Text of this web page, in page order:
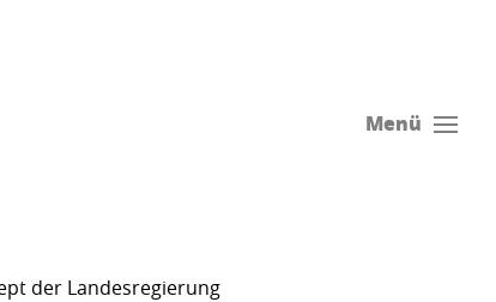
Menü
der Landes­regierung